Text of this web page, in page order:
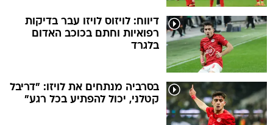
דיווח: לויזוס לויזו עבר בדיקות
רפואיות וחתם בכוכב האדום
בלגרד
בסרביה מנתחים את לויזו: "דריבל
קטלני, יכול להפתיע בכל רגע"